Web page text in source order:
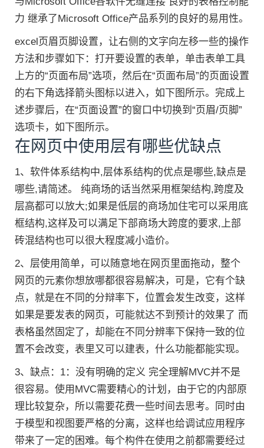
力 继承了Microsoft Office产品系列的良好的易用性。
excel页眉页脚设置，让右侧的文字向左移一些的操作
方法和步骤如下：打开要设置的表单，单击表单工具
上方的“页面布局”选项，然后在“页面布局”的页面设置
的右下角选择箭头图标以进入，如下图所示。完成上
述步骤后，在“页面设置”的窗口中切换到“页眉/页脚”
选项卡，如下图所示。
在网页中使用层有哪些优缺点
1、软件体系结构中,层体系结构的优点是哪些,缺点是
哪些,请简述。 纯商场的话当然采用框架结构,跨度及
层高都可以放大;如果是低层的商场加住宅可以采用底
框结构,这样及可以满足下部商场大跨度的要求,上部
砖混结构也可以很大程度减小造价。
2、层使用简单，可以随意地在网页里面拖动，整个
网页的元素你想放哪都很容易解决，可是，它有个缺
点，就是在不同的分辩率下，位置会发生改变，这样
如果是要发表的网页，可能就达不到预计的效果了 而
表格虽然固定了，却能在不同分辨率下保持一致的位
置不会改变，表里又可以建表，什么功能都能实现。
3、缺点：1：没有明确的定义 完全理解MVC并不是
很容易。使用MVC需要精心的计划，由于它的内部原
理比较复杂，所以需要花费一些时间去思考。同时由
于模型和视图要严格的分离，这样也给调试应用程序
带来了一定的困难。每个构件在使用之前都需要经过